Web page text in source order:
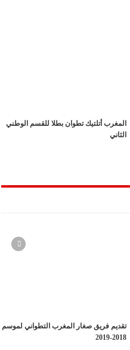
المغرب أتلتيك تطوان بطلا للقسم الوطني
الثاني
تقديم فريق صغار المغرب التطواني لموسم
2018-2019